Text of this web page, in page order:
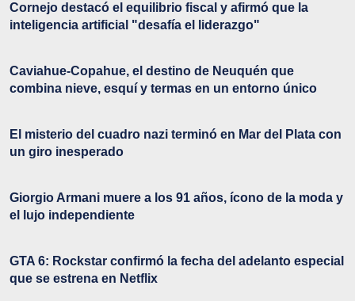
Cornejo destacó el equilibrio fiscal y afirmó que la
inteligencia artificial "desafía el liderazgo"
Caviahue-Copahue, el destino de Neuquén que
combina nieve, esquí y termas en un entorno único
El misterio del cuadro nazi terminó en Mar del Plata con
un giro inesperado
Giorgio Armani muere a los 91 años, ícono de la moda y
el lujo independiente
GTA 6: Rockstar confirmó la fecha del adelanto especial
que se estrena en Netflix